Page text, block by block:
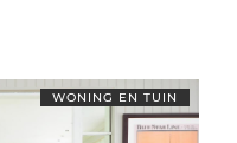
WONING EN TUIN